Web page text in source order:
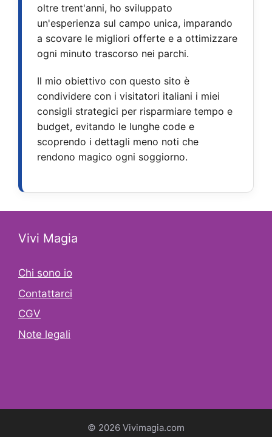
oltre trent'anni, ho sviluppato
un'esperienza sul campo unica, imparando
a scovare le migliori offerte e a ottimizzare
ogni minuto trascorso nei parchi.
Il mio obiettivo con questo sito è
condividere con i visitatori italiani i miei
consigli strategici per risparmiare tempo e
budget, evitando le lunghe code e
scoprendo i dettagli meno noti che
rendono magico ogni soggiorno.
Vivi Magia
Chi sono io
Contattarci
CGV
Note legali
© 2026 Vivimagia.com